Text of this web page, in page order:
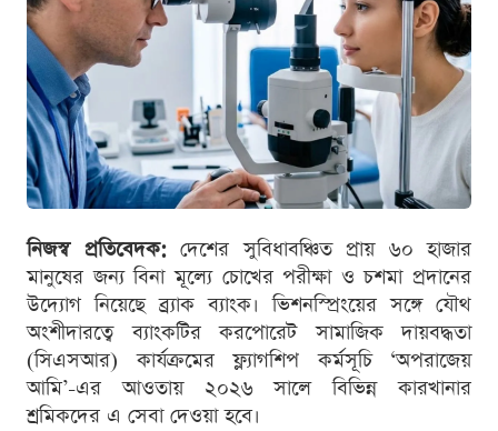
নিজস্ব প্রতিবেদক:দেশের সুবিধাবঞ্চিত প্রায় ৬০ হাজার
মানুষের জন্য বিনা মূল্যে চোখের পরীক্ষা ও চশমা প্রদানের
উদ্যোগ নিয়েছে ব্র্যাক ব্যাংক। ভিশনস্প্রিংয়ের সঙ্গে যৌথ
অংশীদারত্বে ব্যাংকটির করপোরেট সামাজিক দায়বদ্ধতা
(সিএসআর) কার্যক্রমের ফ্ল্যাগশিপ কর্মসূচি ‘অপরাজেয়
আমি’-এর আওতায় ২০২৬ সালে বিভিন্ন কারখানার
শ্রমিকদের এ সেবা দেওয়া হবে।